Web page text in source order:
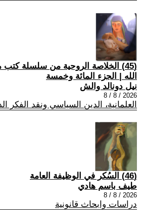
(45) الخلاصة الروحية من سلسلة
الله | الجزء المائة وخمسة
نيل دونالد والش
2026 / 8 / 8
العلمانية، الدين السياسي ونقد الفكر
(46) السُكر في الوظيفة العامة
طيف باسم هادي
2026 / 8 / 8
دراسات وابحاث قانونية